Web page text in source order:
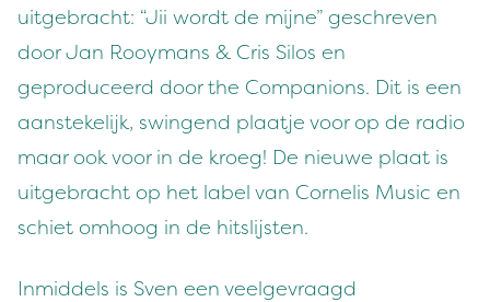
uitgebracht: “Jii wordt de mijne” geschreven
door Jan Rooymans & Cris Silos en
geproduceerd door the Companions. Dit is een
aanstekelijk, swingend plaatje voor op de radio
maar ook voor in de kroeg! De nieuwe plaat is
uitgebracht op het label van Cornelis Music en
schiet omhoog in de hitslijsten.
Inmiddels is Sven een veelgevraagd